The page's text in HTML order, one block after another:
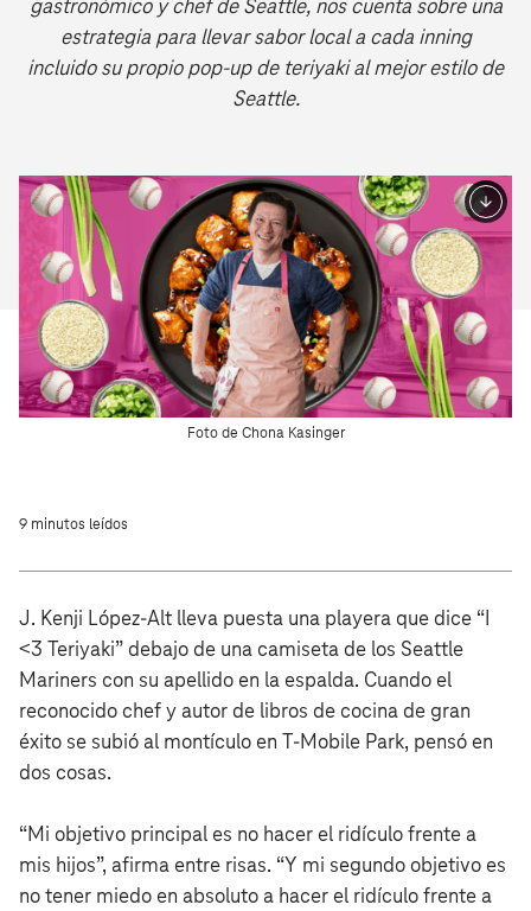
gastronómico y chef de Seattle, nos cuenta sobre una
estrategia para llevar sabor local a cada inning
incluido su propio pop-up de teriyaki al mejor estilo de
Seattle.
Foto de Chona Kasinger
9 minutos leídos
J. Kenji López-Alt lleva puesta una playera que dice “I
<3 Teriyaki” debajo de una camiseta de los Seattle
Mariners con su apellido en la espalda. Cuando el
reconocido chef y autor de libros de cocina de gran
éxito se subió al montículo en T‑Mobile Park, pensó en
dos cosas.
“Mi objetivo principal es no hacer el ridículo frente a
mis hijos”, afirma entre risas. “Y mi segundo objetivo es
no tener miedo en absoluto a hacer el ridículo frente a